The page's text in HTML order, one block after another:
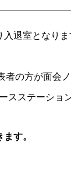
退室となり
の方が面会
ステーショ
す。